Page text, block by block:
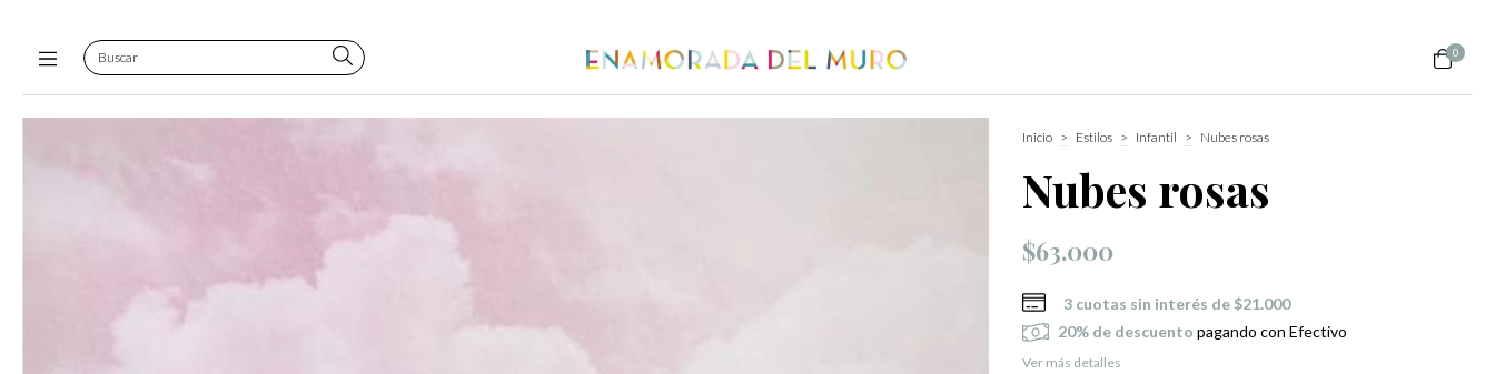
0
Inicio > Estilos > Infantil > Nubes rosas
Nubes rosas
$63.000
3 cuotas sin interés de $21.000
20% de descuento pagando con Efectivo
Ver más detalles